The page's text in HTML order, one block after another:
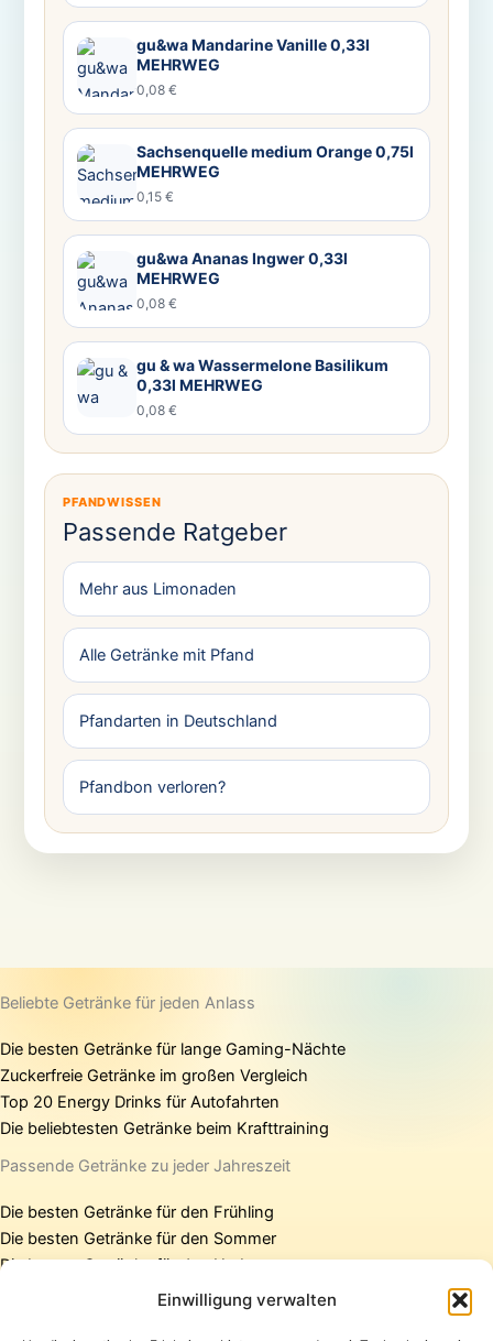
Einwilligung verwalten
gu&wa Mandarine Vanille 0,33l
MEHRWEG
0,08 €
Sachsenquelle medium Orange 0,75l
MEHRWEG
0,15 €
gu&wa Ananas Ingwer 0,33l
MEHRWEG
0,08 €
gu & wa Wassermelone Basilikum
0,33l MEHRWEG
0,08 €
PFANDWISSEN
Passende Ratgeber
Mehr aus Limonaden
Alle Getränke mit Pfand
Pfandarten in Deutschland
Pfandbon verloren?
Beliebte Getränke für jeden Anlass
Die besten Getränke für lange Gaming-Nächte
Zuckerfreie Getränke im großen Vergleich
Top 20 Energy Drinks für Autofahrten
Die beliebtesten Getränke beim Krafttraining
Passende Getränke zu jeder Jahreszeit
Die besten Getränke für den Frühling
Die besten Getränke für den Sommer
Die besten Getränke für den Herbst
Die besten Getränke für den Winter